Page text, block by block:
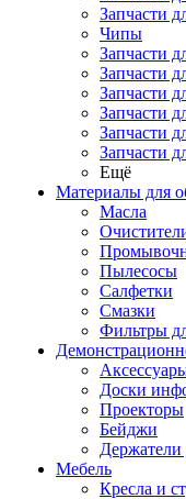
Запчасти
Чипы
Запчасти
Запчасти
Запчасти
Запчасти
Запчасти
Запчасти
Ещё
Материалы для
Масла
Пылесосы
Салфетки
Смазки
Фильтры
Доски
Проекторы
Бейджи
Держатели
Мебель
Кресла и